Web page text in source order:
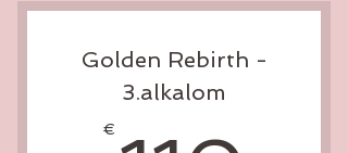
Golden Rebirth -
3.alkalom
€